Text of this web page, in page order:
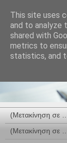
This site uses
and to analyze
shared with
metrics to
statistics, and